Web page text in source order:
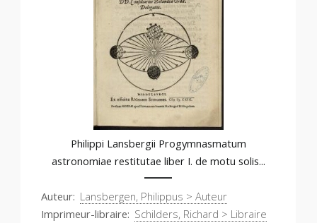
Philippi Lansbergii Progymnasmatum
astronomiae restitutae liber I. de motu solis...
Auteur Lansbergen, Philippus > Auteur
Imprimeur-libraire Schilders, Richard > Libraire